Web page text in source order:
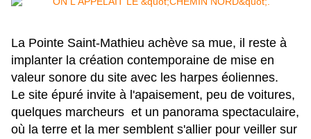
La Pointe Saint-Mathieu achève sa mue, il reste à
implanter la création contemporaine de mise en
valeur sonore du site avec les harpes éoliennes.
Le site épuré invite à l'apaisement, peu de voitures,
quelques marcheurs et un panorama spectaculaire,
où la terre et la mer semblent s'allier pour veiller sur